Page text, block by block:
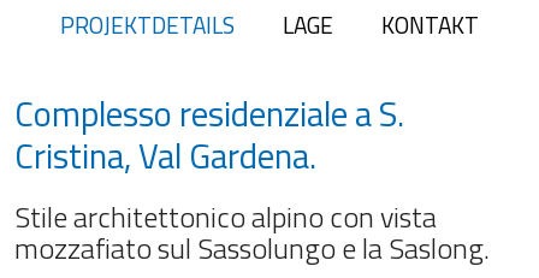
PROJEKTDETAILS LAGE KONTAKT
Complesso residenziale a S.
Cristina, Val Gardena.
Stile architettonico alpino con vista
mozzafiato sul Sassolungo e la Saslong.